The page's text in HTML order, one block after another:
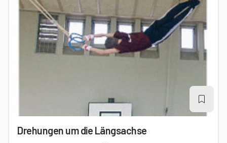
Drehungen um die Längsachse